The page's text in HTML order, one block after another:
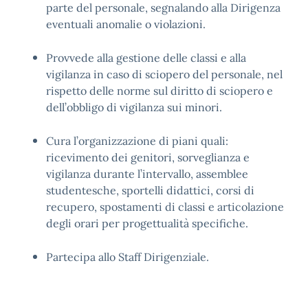
parte del personale, segnalando alla Dirigenza
eventuali anomalie o violazioni.
Provvede alla gestione delle classi e alla
vigilanza in caso di sciopero del personale, nel
rispetto delle norme sul diritto di sciopero e
dell’obbligo di vigilanza sui minori.
Cura l’organizzazione di piani quali:
ricevimento dei genitori, sorveglianza e
vigilanza durante l’intervallo, assemblee
studentesche, sportelli didattici, corsi di
recupero, spostamenti di classi e articolazione
degli orari per progettualità specifiche.
Partecipa allo Staff Dirigenziale.